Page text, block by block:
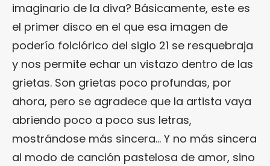
imaginario de la diva? Básicamente, este es
el primer disco en el que esa imagen de
poderío folclórico del siglo 21 se resquebraja
y nos permite echar un vistazo dentro de las
grietas. Son grietas poco profundas, por
ahora, pero se agradece que la artista vaya
abriendo poco a poco sus letras,
mostrándose más sincera… Y no más sincera
al modo de canción pastelosa de amor, sino